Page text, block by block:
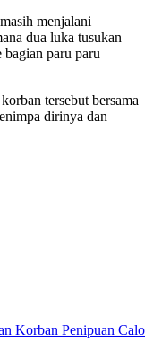
menjalani
dua luka tusukan
paru paru
tersebut bersama
dirinya dan
Korban Penipuan Calo